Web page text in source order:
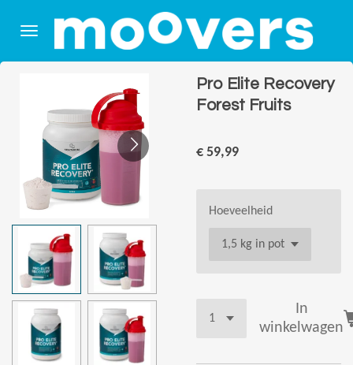
direct
Pro Elite Recovery
Forest Fruits
€ 59,99
Hoeveelheid
In
winkelwagen